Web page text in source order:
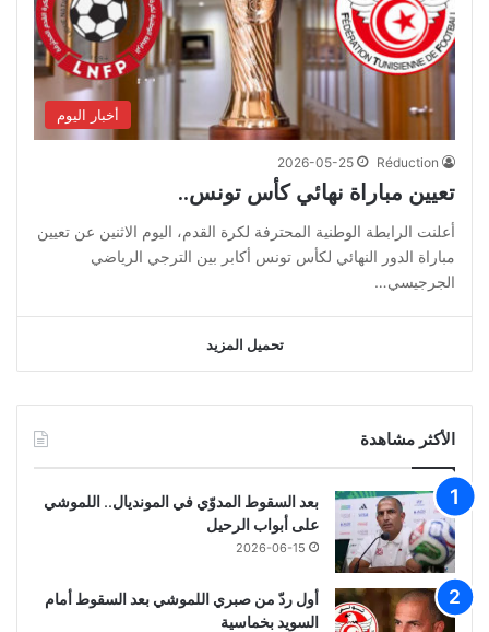
أخبار اليوم
Réduction
2026-05-25
تعيين مباراة نهائي كأس تونس..
أعلنت الرابطة الوطنية المحترفة لكرة القدم، اليوم الاثنين عن تعيين
مباراة الدور النهائي لكأس تونس أكابر بين الترجي الرياضي
الجرجيسي…
تحميل المزيد
الأكثر مشاهدة
بعد السقوط المدوّي في المونديال.. اللموشي
على أبواب الرحيل
2026-06-15
أول ردّ من صبري اللموشي بعد السقوط أمام
السويد بخماسية